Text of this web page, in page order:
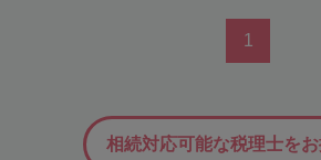
1
相続対応可能な税理士を